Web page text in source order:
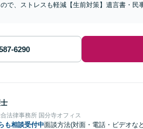
で、ストレスも軽減【生前対策】遺言書・民
法律事務所 国分寺オフィス
も相談受付中面談方法(対面・電話・ビデオな